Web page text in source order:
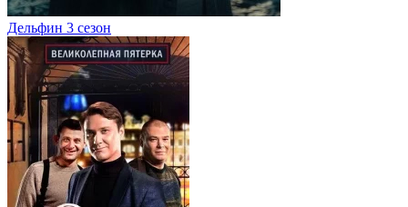
Дельфин 3 сезон